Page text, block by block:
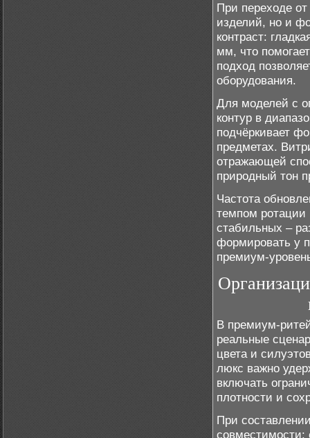
При переходе
изделий, но и
контраст:
мм, что
подход
оборудования.
Для моделей с
контур в
подчёркивает
предметах.
отражающей
природный тон
Частота
темпом ротации
стабильных –
формировать у
премиум-
В премиум-
реальные
цвета и
люкс важно
включать
плотности и
При
совместимости: